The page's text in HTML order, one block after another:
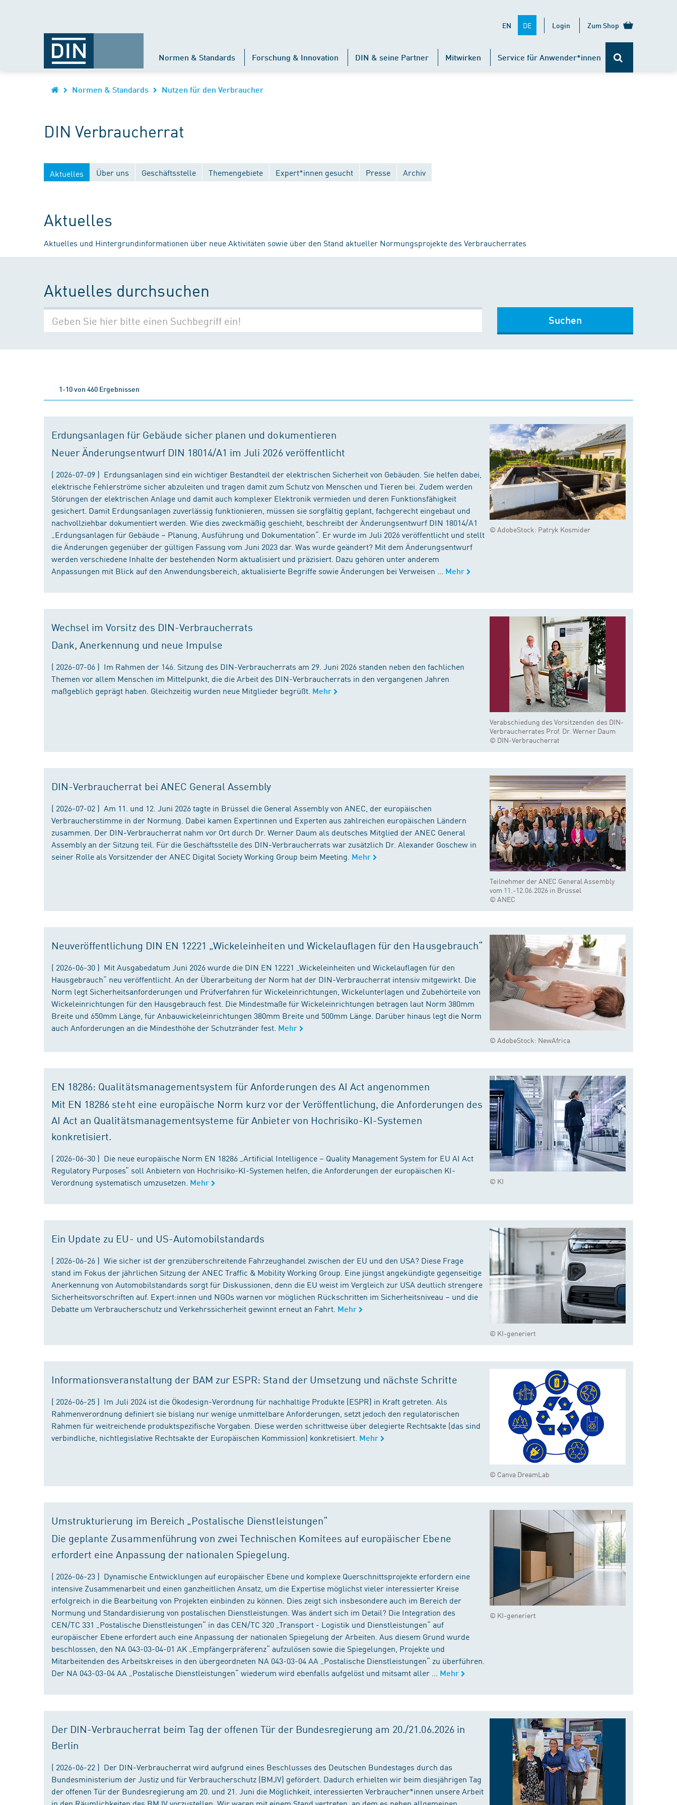
EN DE Login Zum Shop
Normen & Standards Forschung & Innovation DIN & seine Partner Mitwirken Service für Anwender*innen
Normen & Standards Nutzen für den Verbraucher
DIN Verbraucherrat
Aktuelles Über uns Geschäftsstelle Themengebiete Expert*innen gesucht Presse Archiv
Aktuelles
Aktuelles und Hintergrundinformationen über neue Aktivitäten sowie über den Stand aktueller Normungsprojekte des Verbraucherrates
Aktuelles durchsuchen
Suchen
1-10 von 460 Ergebnissen
© AdobeStock: Patryk Kosmider
Erdungsanlagen für Gebäude sicher planen und dokumentieren
Neuer Änderungsentwurf DIN 18014/A1 im Juli 2026 veröffentlicht
( 2026-07-09 ) Erdungsanlagen sind ein wichtiger Bestandteil der elektrischen Sicherheit von Gebäuden. Sie helfen dabei,
elektrische Fehlerströme sicher abzuleiten und tragen damit zum Schutz von Menschen und Tieren bei. Zudem werden
Störungen der elektrischen Anlage und damit auch komplexer Elektronik vermieden und deren Funktionsfähigkeit
gesichert. Damit Erdungsanlagen zuverlässig funktionieren, müssen sie sorgfältig geplant, fachgerecht eingebaut und
nachvollziehbar dokumentiert werden. Wie dies zweckmäßig geschieht, beschreibt der Änderungsentwurf DIN 18014/A1
„Erdungsanlagen für Gebäude – Planung, Ausführung und Dokumentation“. Er wurde im Juli 2026 veröffentlicht und stellt
die Änderungen gegenüber der gültigen Fassung vom Juni 2023 dar. Was wurde geändert? Mit dem Änderungsentwurf
werden verschiedene Inhalte der bestehenden Norm aktualisiert und präzisiert. Dazu gehören unter anderem
Anpassungen mit Blick auf den Anwendungsbereich, aktualisierte Begriffe sowie Änderungen bei Verweisen ...
Mehr
Verabschiedung des Vorsitzenden des DIN-
Verbraucherrates Prof. Dr. Werner Daum
© DIN-Verbraucherrat
Wechsel im Vorsitz des DIN-Verbraucherrats
Dank, Anerkennung und neue Impulse
( 2026-07-06 ) Im Rahmen der 146. Sitzung des DIN-Verbraucherrats am 29. Juni 2026 standen neben den fachlichen
Themen vor allem Menschen im Mittelpunkt, die die Arbeit des DIN-Verbraucherrats in den vergangenen Jahren
maßgeblich geprägt haben. Gleichzeitig wurden neue Mitglieder begrüßt. Mehr
Teilnehmer der ANEC General Assembly
vom 11.-12.06.2026 in Brüssel
© ANEC
DIN-Verbraucherrat bei ANEC General Assembly
( 2026-07-02 ) Am 11. und 12. Juni 2026 tagte in Brüssel die General Assembly von ANEC, der europäischen
Verbraucherstimme in der Normung. Dabei kamen Expertinnen und Experten aus zahlreichen europäischen Ländern
zusammen. Der DIN-Verbraucherrat nahm vor Ort durch Dr. Werner Daum als deutsches Mitglied der ANEC General
Assembly an der Sitzung teil. Für die Geschäftsstelle des DIN-Verbraucherrats war zusätzlich Dr. Alexander Goschew in
seiner Rolle als Vorsitzender der ANEC Digital Society Working Group beim Meeting. Mehr
© AdobeStock: NewAfrica
Neuveröffentlichung DIN EN 12221 „Wickeleinheiten und Wickelauflagen für den Hausgebrauch“
( 2026-06-30 ) Mit Ausgabedatum Juni 2026 wurde die DIN EN 12221 „Wickeleinheiten und Wickelauflagen für den
Hausgebrauch“ neu veröffentlicht. An der Überarbeitung der Norm hat der DIN-Verbraucherrat intensiv mitgewirkt. Die
Norm legt Sicherheitsanforderungen und Prüfverfahren für Wickeleinrichtungen, Wickelunterlagen und Zubehörteile von
Wickeleinrichtungen für den Hausgebrauch fest. Die Mindestmaße für Wickeleinrichtungen betragen laut Norm 380mm
Breite und 650mm Länge, für Anbauwickeleinrichtungen 380mm Breite und 500mm Länge. Darüber hinaus legt die Norm
auch Anforderungen an die Mindesthöhe der Schutzränder fest. Mehr
© KI
EN 18286: Qualitätsmanagementsystem für Anforderungen des AI Act angenommen
Mit EN 18286 steht eine europäische Norm kurz vor der Veröffentlichung, die Anforderungen des
AI Act an Qualitätsmanagementsysteme für Anbieter von Hochrisiko-KI-Systemen
konkretisiert.
( 2026-06-30 ) Die neue europäische Norm EN 18286 „Artificial Intelligence – Quality Management System for EU AI Act
Regulatory Purposes“ soll Anbietern von Hochrisiko-KI-Systemen helfen, die Anforderungen der europäischen KI-
Verordnung systematisch umzusetzen. Mehr
© KI-generiert
Ein Update zu EU- und US-Automobilstandards
( 2026-06-26 ) Wie sicher ist der grenzüberschreitende Fahrzeughandel zwischen der EU und den USA? Diese Frage
stand im Fokus der jährlichen Sitzung der ANEC Traffic & Mobility Working Group. Eine jüngst angekündigte gegenseitige
Anerkennung von Automobilstandards sorgt für Diskussionen, denn die EU weist im Vergleich zur USA deutlich strengere
Sicherheitsvorschriften auf. Expert:innen und NGOs warnen vor möglichen Rückschritten im Sicherheitsniveau – und die
Debatte um Verbraucherschutz und Verkehrssicherheit gewinnt erneut an Fahrt. Mehr
© Canva DreamLab
Informationsveranstaltung der BAM zur ESPR: Stand der Umsetzung und nächste Schritte
( 2026-06-25 ) Im Juli 2024 ist die Ökodesign-Verordnung für nachhaltige Produkte (ESPR) in Kraft getreten. Als
Rahmenverordnung definiert sie bislang nur wenige unmittelbare Anforderungen, setzt jedoch den regulatorischen
Rahmen für weitreichende produktspezifische Vorgaben. Diese werden schrittweise über delegierte Rechtsakte (das sind
verbindliche, nichtlegislative Rechtsakte der Europäischen Kommission) konkretisiert. Mehr
© KI-generiert
Umstrukturierung im Bereich „Postalische Dienstleistungen“
Die geplante Zusammenführung von zwei Technischen Komitees auf europäischer Ebene
erfordert eine Anpassung der nationalen Spiegelung.
( 2026-06-23 ) Dynamische Entwicklungen auf europäischer Ebene und komplexe Querschnittsprojekte erfordern eine
intensive Zusammenarbeit und einen ganzheitlichen Ansatz, um die Expertise möglichst vieler interessierter Kreise
erfolgreich in die Bearbeitung von Projekten einbinden zu können. Dies zeigt sich insbesondere auch im Bereich der
Normung und Standardisierung von postalischen Dienstleistungen. Was ändert sich im Detail? Die Integration des
CEN/TC 331 „Postalische Dienstleistungen“ in das CEN/TC 320 „Transport - Logistik und Dienstleistungen“ auf
europäischer Ebene erfordert auch eine Anpassung der nationalen Spiegelung der Arbeiten. Aus diesem Grund wurde
beschlossen, den NA 043-03-04-01 AK „Empfängerpräferenz“ aufzulösen sowie die Spiegelungen, Projekte und
Mitarbeitenden des Arbeitskreises in den übergeordneten NA 043-03-04 AA „Postalische Dienstleistungen“ zu überführen.
Der NA 043-03-04 AA „Postalische Dienstleistungen“ wiederum wird ebenfalls aufgelöst und mitsamt aller ...
Mehr
Der DIN-Verbraucherrat beim Tag der offenen Tür der Bundesregierung am 20./21.06.2026 in
Berlin
( 2026-06-22 ) Der DIN-Verbraucherrat wird aufgrund eines Beschlusses des Deutschen Bundestages durch das
Bundesministerium der Justiz und für Verbraucherschutz (BMJV) gefördert. Dadurch erhielten wir beim diesjährigen Tag
der offenen Tür der Bundesregierung am 20. und 21. Juni die Möglichkeit, interessierten Verbraucher*innen unsere Arbeit